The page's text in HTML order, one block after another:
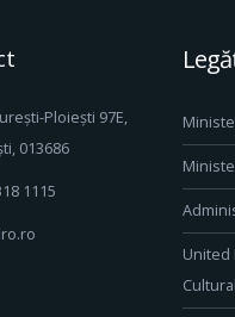
Ploiești 97E,
013686
1115
United